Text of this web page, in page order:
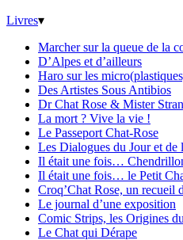
Livres▾
Marcher sur la queue de la
D’Alpes et d’ailleurs
Haro sur les
Des Artistes Sous Antibios
Dr Chat Rose & Mister
La mort ? Vive la vie !
Le Passeport Chat-Rose
Les Dialogues du Jour et de
Il était une fois…
Il était une fois… le Petit
Croq’Chat Rose, un recueil
Le journal d’une exposition
Comic Strips, les Origines
Le Chat qui Dérape